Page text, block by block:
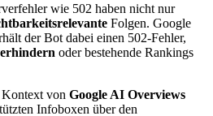
wie 502 haben nicht nur
Folgen. Google
der Bot dabei einen 502-Fehler,
oder bestehende Rankings
von Google AI Overviews
Infoboxen über den